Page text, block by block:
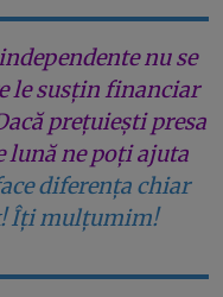
nu se
le susțin financiar
prețuiești presa
lună ne poți ajuta
diferența chiar
Îți mulțumim!